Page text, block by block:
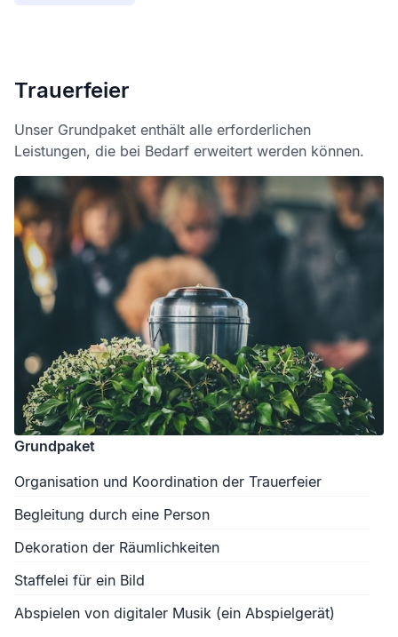
Trauerfeier
Unser Grundpaket enthält alle erforderlichen
Leistungen, die bei Bedarf erweitert werden können.
Grundpaket
Organisation und Koordination der Trauerfeier
Begleitung durch eine Person
Dekoration der Räumlichkeiten
Staffelei für ein Bild
Abspielen von digitaler Musik (ein Abspielgerät)